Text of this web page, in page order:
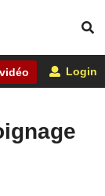
Login